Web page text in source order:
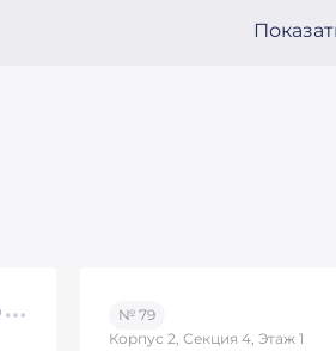
№ 79
Корпус 2, Секция 4, Этаж 1